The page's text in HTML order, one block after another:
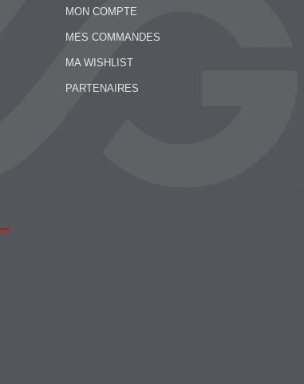
MON COMPTE
MES COMMANDES
MA WISHLIST
PARTENAIRES